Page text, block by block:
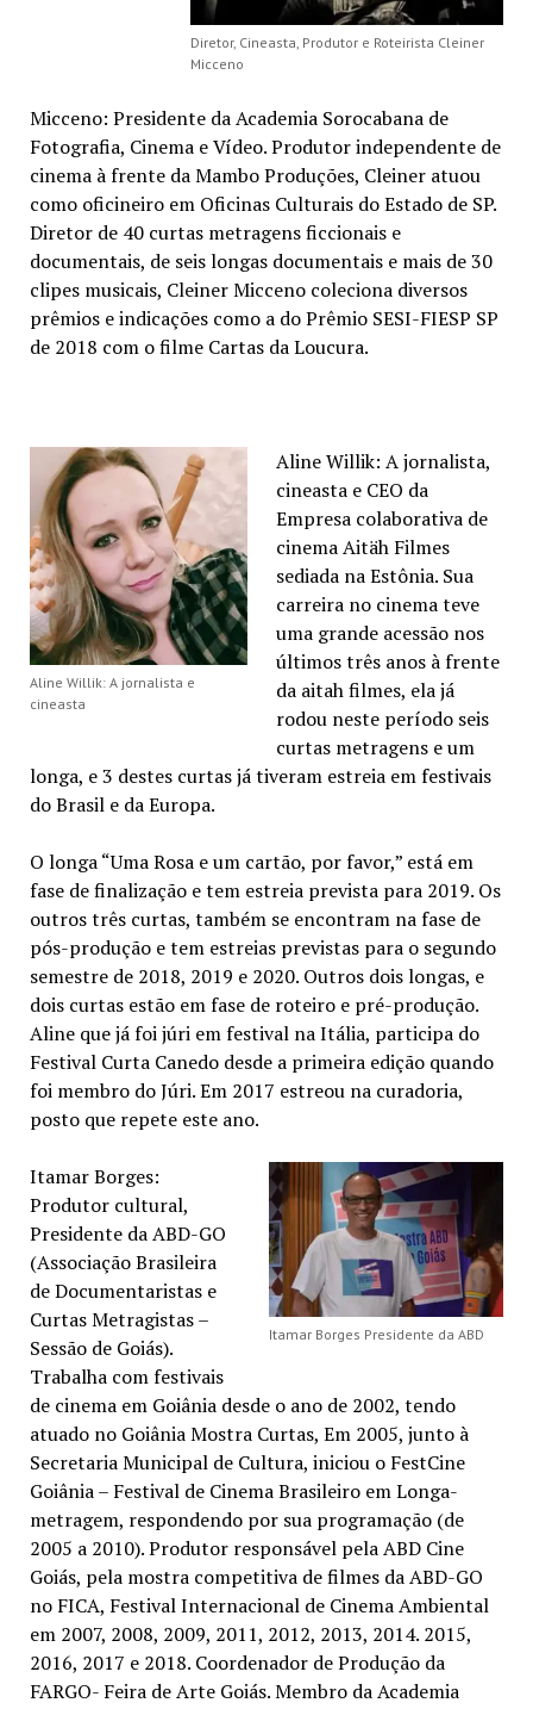
Diretor, Cineasta, Produtor e Roteirista Cleiner
Micceno
Micceno: Presidente da Academia Sorocabana de
Fotografia, Cinema e Vídeo. Produtor independente de
cinema à frente da Mambo Produções, Cleiner atuou
como oficineiro em Oficinas Culturais do Estado de SP.
Diretor de 40 curtas metragens ficcionais e
documentais, de seis longas documentais e mais de 30
clipes musicais, Cleiner Micceno coleciona diversos
prêmios e indicações como a do Prêmio SESI-FIESP SP
de 2018 com o filme Cartas da Loucura.
Aline Willik: A jornalista e
cineasta
Aline Willik: A jornalista,
cineasta e CEO da
Empresa colaborativa de
cinema Aitäh Filmes
sediada na Estônia. Sua
carreira no cinema teve
uma grande acessão nos
últimos três anos à frente
da aitah filmes, ela já
rodou neste período seis
curtas metragens e um
longa, e 3 destes curtas já tiveram estreia em festivais
do Brasil e da Europa.
O longa “Uma Rosa e um cartão, por favor,” está em
fase de finalização e tem estreia prevista para 2019. Os
outros três curtas, também se encontram na fase de
pós-produção e tem estreias previstas para o segundo
semestre de 2018, 2019 e 2020. Outros dois longas, e
dois curtas estão em fase de roteiro e pré-produção.
Aline que já foi júri em festival na Itália, participa do
Festival Curta Canedo desde a primeira edição quando
foi membro do Júri. Em 2017 estreou na curadoria,
posto que repete este ano.
Itamar Borges Presidente da ABD
Itamar Borges:
Produtor cultural,
Presidente da ABD-GO
(Associação Brasileira
de Documentaristas e
Curtas Metragistas –
Sessão de Goiás).
Trabalha com festivais
de cinema em Goiânia desde o ano de 2002, tendo
atuado no Goiânia Mostra Curtas, Em 2005, junto à
Secretaria Municipal de Cultura, iniciou o FestCine
Goiânia – Festival de Cinema Brasileiro em Longa-
metragem, respondendo por sua programação (de
2005 a 2010). Produtor responsável pela ABD Cine
Goiás, pela mostra competitiva de filmes da ABD-GO
no FICA, Festival Internacional de Cinema Ambiental
em 2007, 2008, 2009, 2011, 2012, 2013, 2014. 2015,
2016, 2017 e 2018. Coordenador de Produção da
FARGO- Feira de Arte Goiás. Membro da Academia